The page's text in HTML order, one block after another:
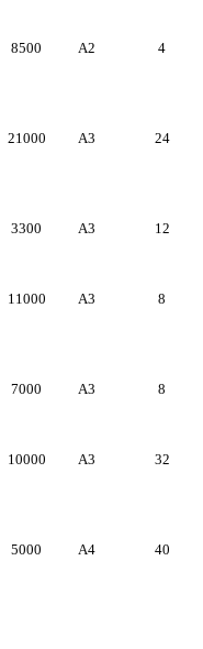
8500 А2 4
21000 А3 24
3300 А3 12
11000 А3 8
7000 А3 8
10000 А3 32
5000 А4 40